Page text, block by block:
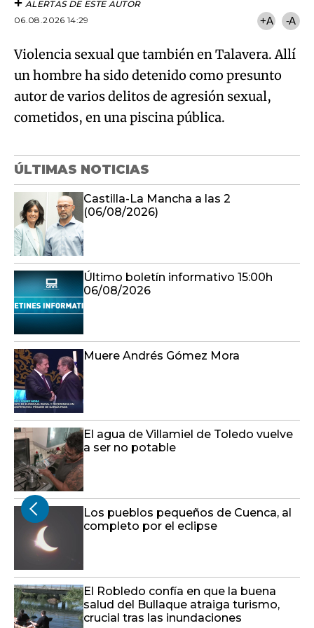
ALERTAS DE ESTE AUTOR
06.08.2026 14:29
+A -A
Violencia sexual que también en Talavera. Allí
un hombre ha sido detenido como presunto
autor de varios delitos de agresión sexual,
cometidos, en una piscina pública.
ÚLTIMAS NOTICIAS
Castilla-La Mancha a las 2
(06/08/2026)
Último boletín informativo 15:00h
06/08/2026
Muere Andrés Gómez Mora
El agua de Villamiel de Toledo vuelve
a ser no potable
Los pueblos pequeños de Cuenca, al
completo por el eclipse
El Robledo confía en que la buena
salud del Bullaque atraiga turismo,
crucial tras las inundaciones